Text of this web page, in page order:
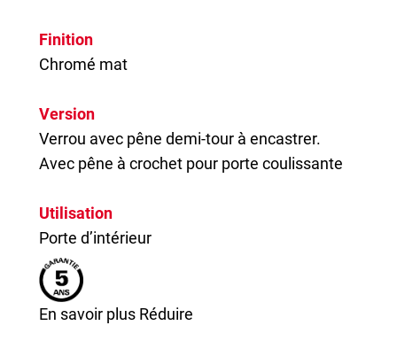
Finition
Chromé mat
Version
Verrou avec pêne demi-tour à encastrer.
Avec pêne à crochet pour porte coulissante
Utilisation
Porte d’intérieur
En savoir plus Réduire